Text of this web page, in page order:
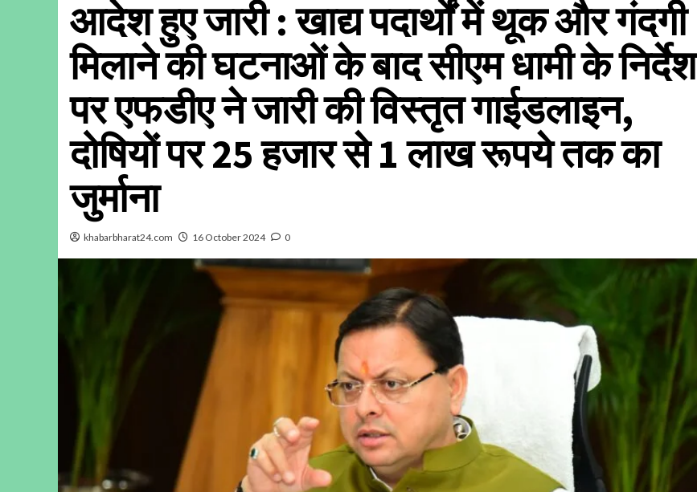
आदेश हुए जारी : खाद्य पदार्थों में थूक और गंदगी
मिलाने की घटनाओं के बाद सीएम धामी के निर्देश
पर एफडीए ने जारी की विस्तृत गाईडलाइन,
दोषियों पर 25 हजार से 1 लाख रूपये तक का
जुर्माना
khabarbharat24.com 16 October 2024 0